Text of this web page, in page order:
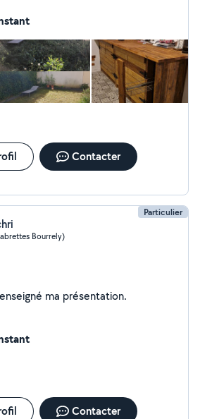
peu coûteuse et vous assure
Contacter
Particulier
Bourrely)
Je n'ai pas encore renseigné ma présentation.
Contacter